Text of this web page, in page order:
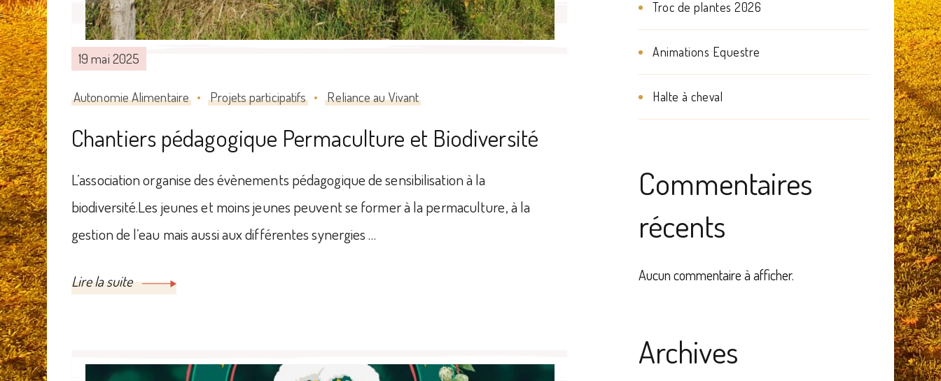
19 mai 2025
Autonomie Alimentaire Projets participatifs Reliance au Vivant
Chantiers pédagogique Permaculture et Biodiversité
L’association organise des évènements pédagogique de sensibilisation à la
biodiversité.Les jeunes et moins jeunes peuvent se former à la permaculture, à la
gestion de l’eau mais aussi aux différentes synergies …
Lire la suite
Troc de plantes 2026
Animations Equestre
Halte à cheval
Commentaires
récents
Aucun commentaire à afficher.
Archives